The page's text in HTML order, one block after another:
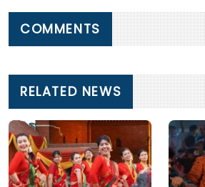
COMMENTS
RELATED NEWS